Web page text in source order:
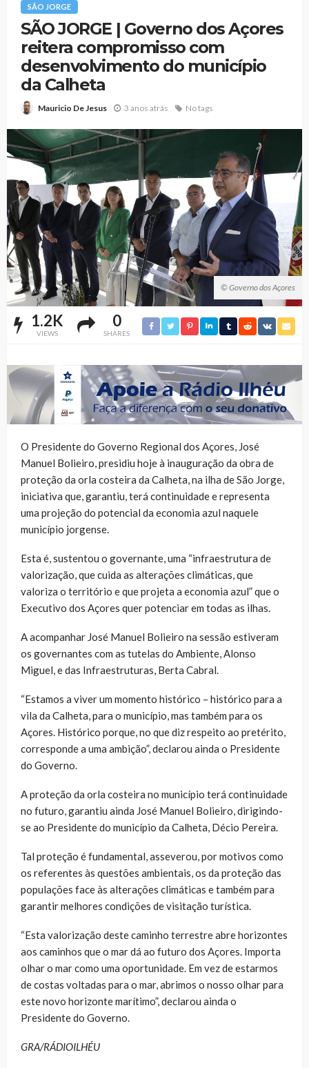
SÃO JORGE
SÃO JORGE | Governo dos Açores
reitera compromisso com
desenvolvimento do município
da Calheta
Mauricio De Jesus 3 anos atrás No tags
© Governo dos Açores
1.2K
VIEWS
0
SHARES
O Presidente do Governo Regional dos Açores, José
Manuel Bolieiro, presidiu hoje à inauguração da obra de
proteção da orla costeira da Calheta, na ilha de São Jorge,
iniciativa que, garantiu, terá continuidade e representa
uma projeção do potencial da economia azul naquele
município jorgense.
Esta é, sustentou o governante, uma “infraestrutura de
valorização, que cuida as alterações climáticas, que
valoriza o território e que projeta a economia azul” que o
Executivo dos Açores quer potenciar em todas as ilhas.
A acompanhar José Manuel Bolieiro na sessão estiveram
os governantes com as tutelas do Ambiente, Alonso
Miguel, e das Infraestruturas, Berta Cabral.
“Estamos a viver um momento histórico – histórico para a
vila da Calheta, para o município, mas também para os
Açores. Histórico porque, no que diz respeito ao pretérito,
corresponde a uma ambição”, declarou ainda o Presidente
do Governo.
A proteção da orla costeira no município terá continuidade
no futuro, garantiu ainda José Manuel Bolieiro, dirigindo-
se ao Presidente do município da Calheta, Décio Pereira.
Tal proteção é fundamental, asseverou, por motivos como
os referentes às questões ambientais, os da proteção das
populações face às alterações climáticas e também para
garantir melhores condições de visitação turística.
“Esta valorização deste caminho terrestre abre horizontes
aos caminhos que o mar dá ao futuro dos Açores. Importa
olhar o mar como uma oportunidade. Em vez de estarmos
de costas voltadas para o mar, abrimos o nosso olhar para
este novo horizonte marítimo”, declarou ainda o
Presidente do Governo.
GRA/RÁDIOILHÉU